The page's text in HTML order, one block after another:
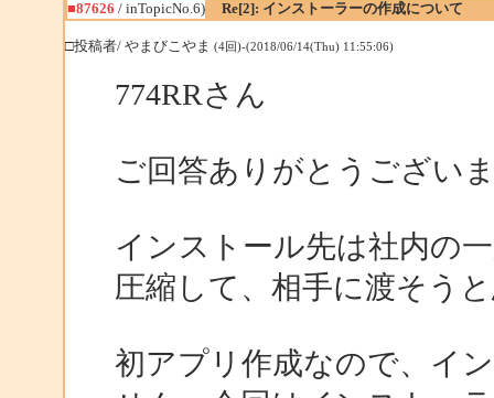
■87626 / inTopicNo.6) Re[2]: インストーラーの作成について
□投稿者/ やまびこやま (4回)-(2018/06/14(Thu) 11:55:06)
774RRさん
ご回答ありがとうござい
インストール先は社内の
圧縮して、相手に渡そう
初アプリ作成なので、イ